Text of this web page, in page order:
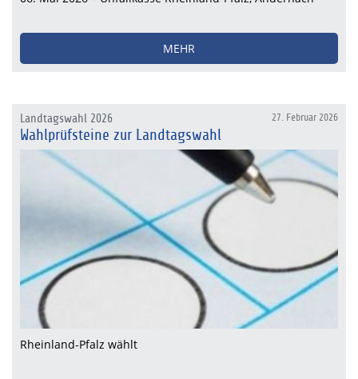
MEHR
27. Februar 2026
Landtagswahl 2026
Wahlprüfsteine zur Landtagswahl
Rheinland-Pfalz wählt